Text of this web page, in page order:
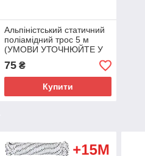
Альпіністський статичний
поліамідний трос 5 м
(УМОВИ УТОЧНЮЙТЕ У
МЕНЕДЖЕРІВ!!!)
75₴
Купити